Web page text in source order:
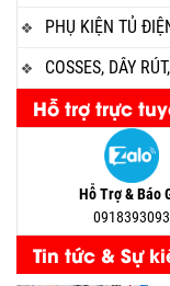
PHỤ KIỆN TỦ
COSSES, DÂY
Hỗ trợ trực
Hỗ Trợ & Báo
0918393093
Tin tức & Sự